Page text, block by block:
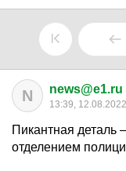
N news@e1.ru
13:39, 12.08.2022
Пикантная деталь
отделением